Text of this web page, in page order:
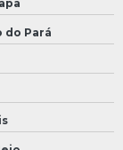
do Pará